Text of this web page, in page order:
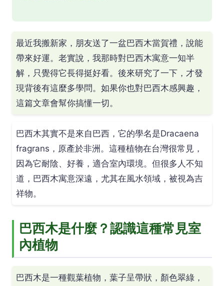
最近我搬新家，朋友送了一盆巴西木當賀禮，說能
帶來好運。老實說，我那時對巴西木寓意一知半
解，只覺得它長得挺好看。後來研究了一下，才發
現背後有這麼多學問。如果你也對巴西木感興趣，
這篇文章會幫你搞懂一切。
巴西木其實不是來自巴西，它的學名是Dracaena
fragrans，原產於非洲。這種植物在台灣很常見，
因為它耐陰、好養，適合室內環境。但很多人不知
道，巴西木寓意深遠，尤其在風水領域，被視為吉
祥物。
巴西木是什麼？認識這種常見室
內植物
巴西木是一種觀葉植物，葉子呈帶狀，顏色翠綠，